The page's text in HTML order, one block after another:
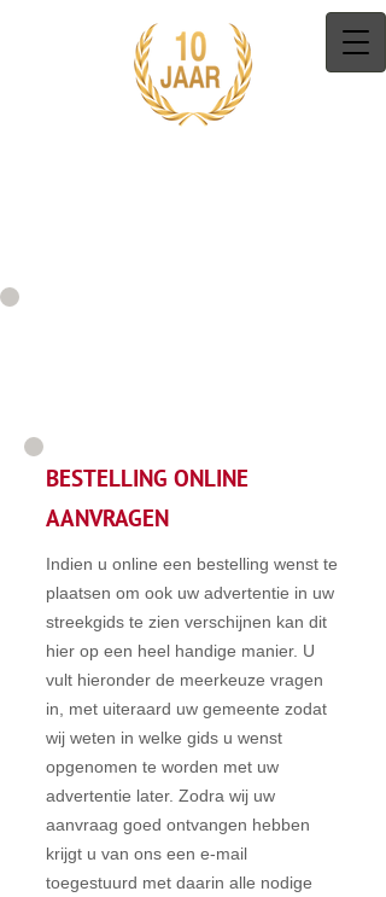
BESTELLING ONLINE
AANVRAGEN
Indien u online een bestelling wenst te
plaatsen om ook uw advertentie in uw
streekgids te zien verschijnen kan dit
hier op een heel handige manier. U
vult hieronder de meerkeuze vragen
in, met uiteraard uw gemeente zodat
wij weten in welke gids u wenst
opgenomen te worden met uw
advertentie later. Zodra wij uw
aanvraag goed ontvangen hebben
krijgt u van ons een e-mail
toegestuurd met daarin alle nodige